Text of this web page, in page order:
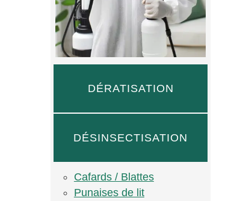
DÉRATISATION
DÉSINSECTISATION
Cafards / Blattes
Punaises de lit